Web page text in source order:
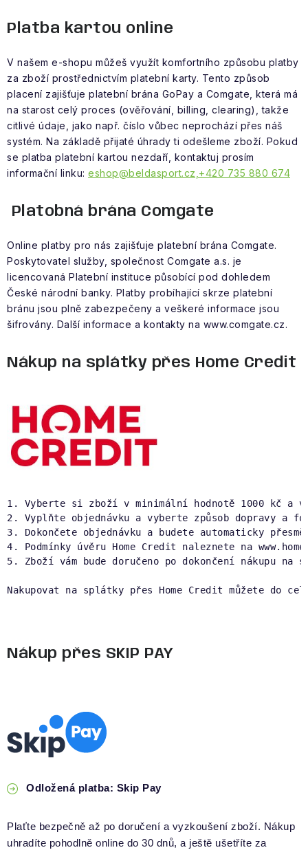
Platba kartou online
V našem e-shopu můžeš využít komfortního způsobu platby
za zboží prostřednictvím platební karty. Tento způsob
placení zajišťuje platební brána GoPay a Comgate, která má
na starost celý proces (ověřování, billing, clearing), takže
citlivé údaje, jako např. číslo vůbec neprochází přes náš
systém. Na základě přijaté úhrady ti odešleme zboží. Pokud
se platba platební kartou nezdaří, kontaktuj prosím
informační linku: eshop@beldasport.cz,+420 735 880 674
Platobná brána Comgate
Online platby pro nás zajišťuje platební brána Comgate.
Poskytovatel služby, společnost Comgate a.s. je
licencovaná Platební instituce působící pod dohledem
České národní banky. Platby probíhající skrze platební
bránu jsou plně zabezpečeny a veškeré informace jsou
šifrovány. Další informace a kontakty na www.comgate.cz.
Nákup na splátky přes Home Credit
1. Vyberte si zboží v minimální hodnotě 1000 kč a
2. Vyplňte objednávku a vyberte způsob dopravy a
3. Dokončete objednávku a budete automaticky
4. Podmínky úvěru Home Credit naleznete na
Nakupovat na splátky přes Home Credit můžete do
Nákup přes SKIP PAY
Odložená platba: Skip Pay
Plaťte bezpečně až po doručení a vyzkoušení zboží. Nákup
uhradíte pohodlně online do 30 dnů, a ještě ušetříte za